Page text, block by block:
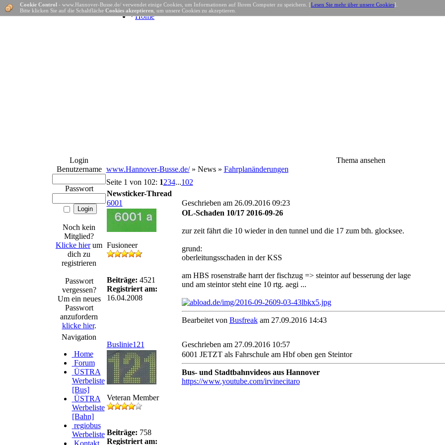
· Home
Login
Benutzername
Passwort
Noch kein
Mitglied?
Klicke hierum
dich zu
registrieren
Passwort
vergessen?
Um ein neues
Passwort
anzufordern
klicke hier.
Navigation
Home
Forum
ÜSTRA
Werbeliste
[Bus]
ÜSTRA
Werbeliste
[Bahn]
regiobus
Werbeliste
Kontakt
Cookie Control - www.Hannover-Busse.de/ verwendet einige Cookies, um Informationen auf Ihrem Computer zu speichern. [Lesen Sie mehr über unsere Cookies].
Bitte klicken Sie auf die Schaltfläche Cookies akzeptieren , um unsere Cookies zu akzeptieren.
Thema ansehen
www.Hannover-Busse.de/» News » Fahrplanänderungen
Seite 1 von 102: 1234...102
Newsticker-Thread
6001
Geschrieben am 26.09.2016 09:23
Fusioneer
Beiträge: 4521
Registriert am:
16.04.2008
OL-Schaden 10/17 2016-09-26
zur zeit fährt die 10 wieder in den tunnel und die 17 zum bth. glocksee.
grund:
oberleitungsschaden in der KSS
am HBS rosenstraße harrt der fischzug => steintor auf besserung der lage
und am steintor steht eine 10 rtg. aegi ...
Bearbeitet von Busfreakam 27.09.2016 14:43
Buslinie121 Geschrieben am 27.09.2016 10:57
Veteran Member
Beiträge: 758
Registriert am:
6001 JETZT als Fahrschule am Hbf oben gen Steintor
Bus- und Stadtbahnvideos aus Hannover
https://www.youtube.com/irvinecitaro